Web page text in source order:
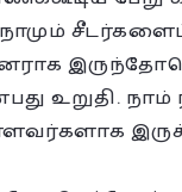
உறுதி.